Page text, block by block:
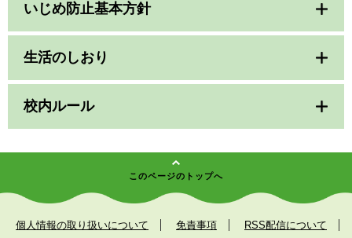
いじめ防止基本方針
生活のしおり
校内ルール
このページのトップへ
個人情報の取り扱いについて 免責事項
RSS配信について